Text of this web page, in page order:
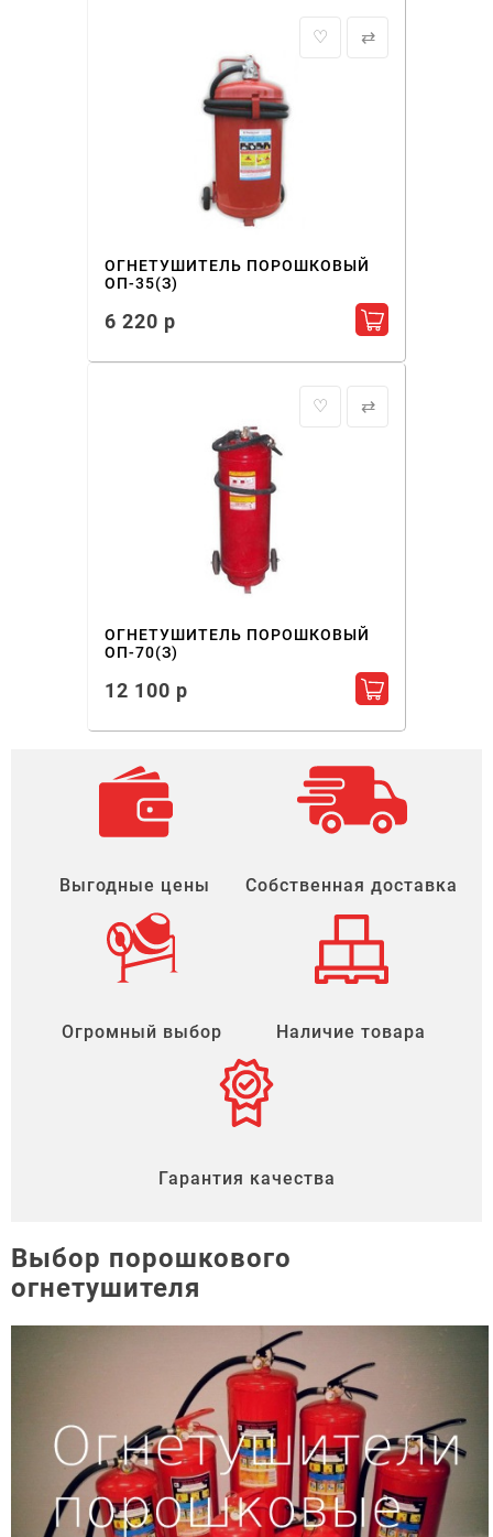
♡ ⇄
ОГНЕТУШИТЕЛЬ ПОРОШКОВЫЙ
ОП-35(З)
6 220 р Добавить в
♡ ⇄
ОГНЕТУШИТЕЛЬ ПОРОШКОВЫЙ
ОП-70(З)
12 100 р Добавить в
Выгодные цены Собственная доставка
Огромный выбор Наличие товара
Гарантия качества
Выбор порошкового
огнетушителя